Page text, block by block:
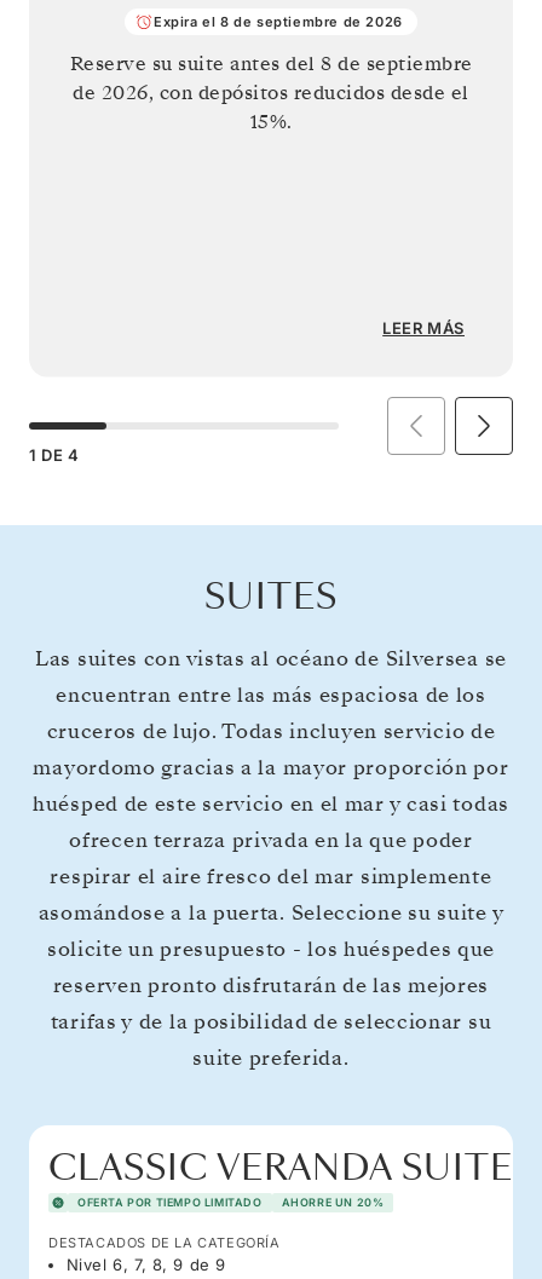
Expira el 8 de septiembre de 2026
Reserve su suite antes del 8 de septiembre
de 2026, con depósitos reducidos desde el
15%.
LEER MÁS
1 DE 4
SUITES
Las suites con vistas al océano de Silversea se
encuentran entre las más espaciosa de los
cruceros de lujo. Todas incluyen servicio de
mayordomo gracias a la mayor proporción por
huésped de este servicio en el mar y casi todas
ofrecen terraza privada en la que poder
respirar el aire fresco del mar simplemente
asomándose a la puerta. Seleccione su suite y
solicite un presupuesto - los huéspedes que
reserven pronto disfrutarán de las mejores
tarifas y de la posibilidad de seleccionar su
suite preferida.
CLASSIC VERANDA SUITE
OFERTA POR TIEMPO LIMITADO AHORRE UN 20%
DESTACADOS DE LA CATEGORÍA
Nivel 6, 7, 8, 9 de 9